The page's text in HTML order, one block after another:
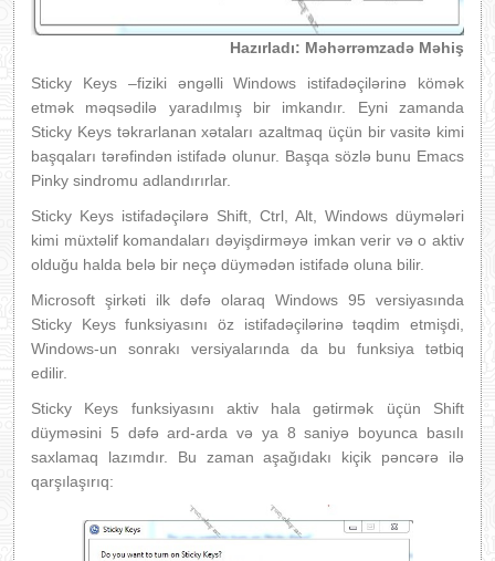
Hazırladı: Məhərrəmzadə Məhiş
Sticky Keys –fiziki əngəlli Windows istifadəçilərinə kömək
etmək məqsədilə yaradılmış bir imkandır. Eyni zamanda
Sticky Keys təkrarlanan xətaları azaltmaq üçün bir vasitə kimi
başqaları tərəfindən istifadə olunur. Başqa sözlə bunu Emacs
Pinky sindromu adlandırırlar.
Sticky Keys istifadəçilərə Shift, Ctrl, Alt, Windows düymələri
kimi müxtəlif komandaları dəyişdirməyə imkan verir və o aktiv
olduğu halda belə bir neçə düymədən istifadə oluna bilir.
Microsoft şirkəti ilk dəfə olaraq Windows 95 versiyasında
Sticky Keys funksiyasını öz istifadəçilərinə təqdim etmişdi,
Windows-un sonrakı versiyalarında da bu funksiya tətbiq
edilir.
Sticky Keys funksiyasını aktiv hala gətirmək üçün Shift
düyməsini 5 dəfə ard-arda və ya 8 saniyə boyunca basılı
saxlamaq lazımdır. Bu zaman aşağıdakı kiçik pəncərə ilə
qarşılaşırıq: